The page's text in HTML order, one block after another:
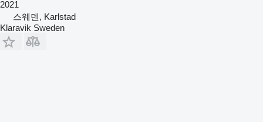
2021
스웨덴, Karlstad
Klaravik Sweden